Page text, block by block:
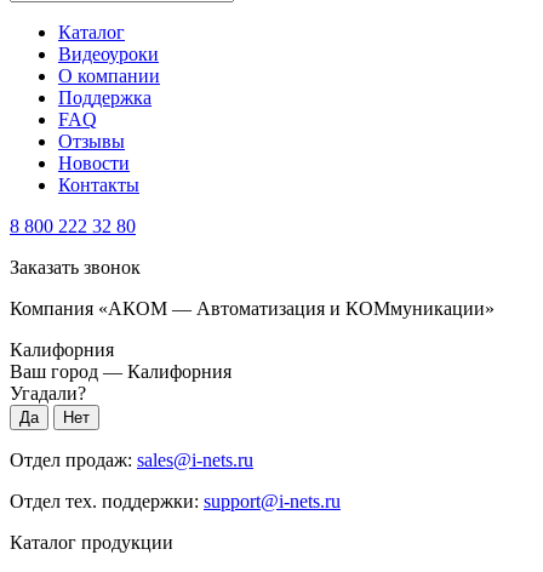
Каталог
Видеоуроки
О компании
Поддержка
FAQ
Отзывы
Новости
Контакты
8 800 222 32 80
Заказать звонок
Компания «АКОМ — Автоматизация и КОМмуникации»
Калифорния
Ваш город — Калифорния
Угадали?
Отдел продаж: sales@i-nets.ru
Отдел тех. поддержки: support@i-nets.ru
Каталог продукции